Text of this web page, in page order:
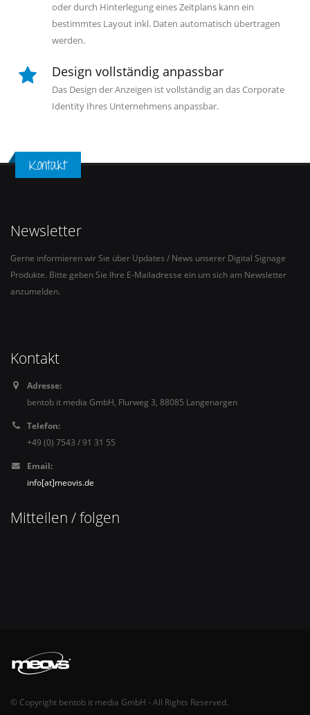
oder durch Hinterlegung eines Zeitplans kann ein
bestimmtes Layout inkl. Daten automatisch übertragen
werden.
Design vollständig anpassbar
Das Design der Anzeigen ist vollständig an das Corporate
Identity Ihres Unternehmens anpassbar.
Kontakt
Newsletter
Gerne informieren wir Sie über Updates / News unserer Digital Signage
Produkte. Bitte geben Sie Ihre E-Mailadresse ein um sich am Newsletter
anzumelden.
Kontakt
Adresse:
bentob it media GmbH, Flurweg 3, 88085 Langenargen
Telefon:
+49 (0) 7543 / 91 31 55
Email:
info[at]meovis.de
Mitteilen / folgen
© Copyright bentob it media GmbH - All Rights Reserved.